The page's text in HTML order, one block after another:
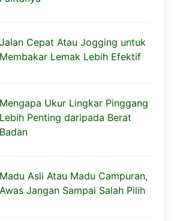
Jalan Cepat Atau Jogging untuk
Membakar Lemak Lebih Efektif
Mengapa Ukur Lingkar Pinggang
Lebih Penting daripada Berat
Badan
Madu Asli Atau Madu Campuran,
Awas Jangan Sampai Salah Pilih